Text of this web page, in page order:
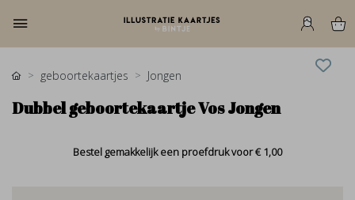
geboortekaartjes Jongen
Dubbel geboortekaartje Vos Jongen
Bestel gemakkelijk een proefdruk voor€ 1,00